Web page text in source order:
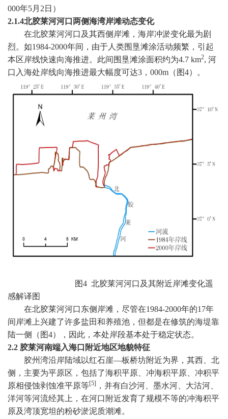
000年5月 2 日 ）
2.1.4北胶莱河河口两侧海湾岸滩动态变化
在北胶莱河河口及其西侧岸滩，海岸冲淤变化最为剧
烈。如1984-2000年间，由于人类围垦滩涂活动频繁，引起
本区岸线快速向海推进。此间围垦滩涂面积约为4.7 km2, 河
口入海处岸线向海推进最大幅度可达3 ， 000m （图4）。
图4 北胶莱河河口及其附近岸滩变化遥
感解译图
在北胶莱河河口东侧岸滩，尽管在1984-2000年的17年
间岸滩上兴建了许多盐田和养殖池，但都是在修筑的海堤靠
陆一侧（图4），因此，本处岸段基本处于稳定状态。
2.2 胶莱河南端入海口附近地区地貌特征
胶州湾沿岸陆域以红石崖—板桥坊附近为界，其西、北
侧，主要为平原区，包括了海积平原、冲海积平原、冲积平
原相侵蚀剥蚀准平原等[5] ，并有白沙河、墨水河、大沽河、
洋河等河流经其上，在河口附近发育了规模不等的冲海积平
原及湾顶宽坦的粉砂淤泥质潮滩。